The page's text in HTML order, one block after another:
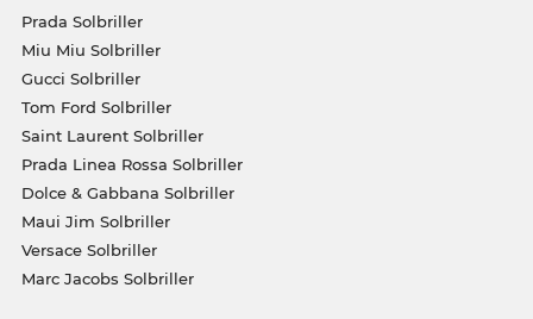
Prada Solbriller
Miu Miu Solbriller
Gucci Solbriller
Tom Ford Solbriller
Saint Laurent Solbriller
Prada Linea Rossa Solbriller
Dolce & Gabbana Solbriller
Maui Jim Solbriller
Versace Solbriller
Marc Jacobs Solbriller